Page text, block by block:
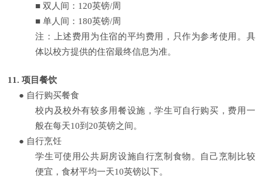
■ 双人间： 120英镑/周
■ 单人间： 180英镑/周
注：上述费用为住宿的平均费用，只作为参考使用。具
体以校方提供的住宿最终信息为准。
11.项目餐饮
● 自行购买餐食
校内及校外有较多用餐设施，学生可自行购买，费用一
般在每天10到 20英镑之间。
● 自行烹饪
学生可使用公共厨房设施自行烹制食物。自己烹制比较
便宜，食材平均一天10英镑以下。